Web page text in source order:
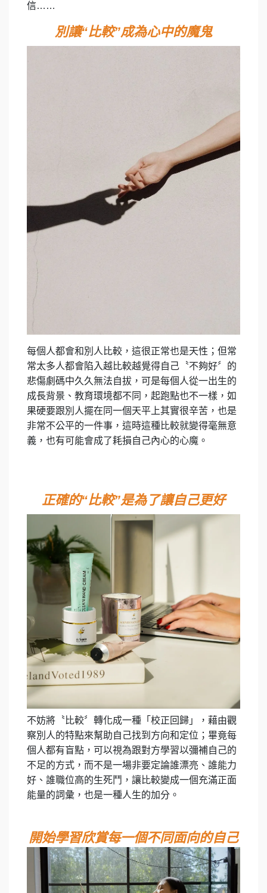
信……
別讓“比較”成為心中的魔鬼
每個人都會和別人比較，這很正常也是天性；但常
常太多人都會陷入越比較越覺得自己〝不夠好〞的
悲傷劇碼中久久無法自拔，可是每個人從一出生的
成長背景、教育環境都不同，起跑點也不一樣，如
果硬要跟別人擺在同一個天平上其實很辛苦，也是
非常不公平的一件事，這時這種比較就變得毫無意
義，也有可能會成了耗損自己內心的心魔。
正確的“比較”是為了讓自己更好
不妨將〝比較〞轉化成一種「校正回歸」，藉由觀
察別人的特點來幫助自己找到方向和定位；畢竟每
個人都有盲點，可以視為跟對方學習以彌補自己的
不足的方式，而不是一場非要定論誰漂亮、誰能力
好、誰職位高的生死鬥，讓比較變成一個充滿正面
能量的詞彙，也是一種人生的加分。
開始學習欣賞每一個不同面向的自己